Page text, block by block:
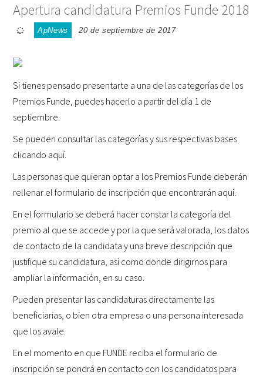
Apertura candidatura Premios Funde 2018
ApNews 20 de septiembre de 2017
Si tienes pensado presentarte a una de las categorías de los
Premios Funde, puedes hacerlo a partir del día 1 de
septiembre.
Se pueden consultar las categorías y sus respectivas bases
clicando aquí.
Las personas que quieran optar a los Premios Funde deberán
rellenar el formulario de inscripción que encontrarán aquí.
En el formulario se deberá hacer constar la categoría del
premio al que se accede y por la que será valorada, los datos
de contacto de la candidata y una breve descripción que
justifique su candidatura, así como donde dirigirnos para
ampliar la información, en su caso.
Pueden presentar las candidaturas directamente las
beneficiarias, o bien otra empresa o una persona interesada
que los avale.
En el momento en que FUNDE reciba el formulario de
inscripción se pondrá en contacto con los candidatos para